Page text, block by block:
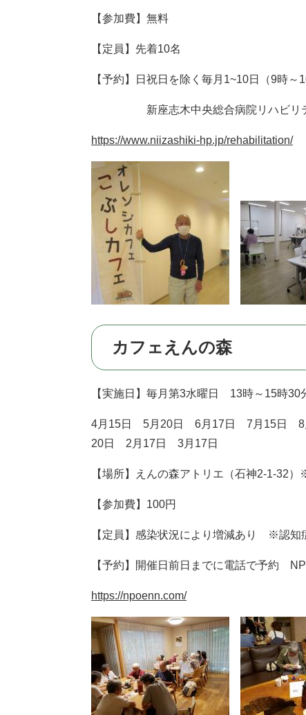
【参加費】無料
【定員】先着10名
【予約】日祝日を除く毎月1~10日（9時
新座志木中央総合病院リハビリテ
https://www.niizashiki-hp.jp/rehabilitation/
カフェえんの森
【実施日】毎月第3水曜日 13時～15時30
4月15日 5月20日 6月17日 7月15日
20日 2月17日 3月17日
【場所】えんの森アトリエ（石神2-1-32
【参加費】100円
【定員】感染状況により増減あり ※認知
【予約】開催日前日までに電話で予約
https://npoenn.com/